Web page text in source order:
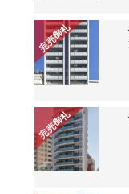
完売御礼
完売御礼